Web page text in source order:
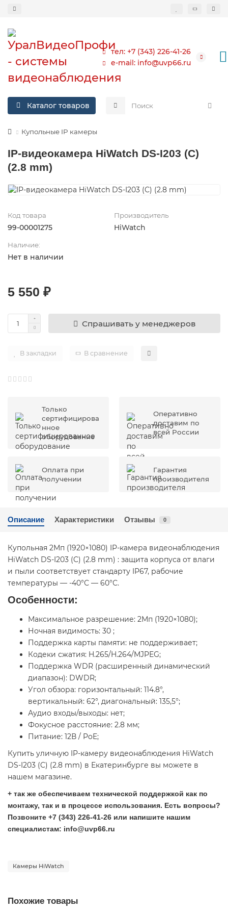
тел: +7 (343) 226-41-26
e-mail: info@uvp66.ru
Каталог товаров
Купольные IP камеры
IP-видеокамера HiWatch DS-I203 (C)
(2.8 mm)
Код товара
99-00001275
Производитель
HiWatch
Наличие:
Нет в наличии
5 550 ₽
Спрашивать у менеджеров
В закладки В сравнение
Только
сертифицирова
нное
оборудование
Оперативно
доставим по
всей России
Оплата при
получении
Гарантия
производителя
Описание Характеристики Отзывы 0
Купольная 2Мп (1920×1080) IP-камера видеонаблюдения
HiWatch DS-I203 (C) (2.8 mm) : защита корпуса от влаги
и пыли соответствует стандарту IP67, рабочие
температуры — -40°С — 60°С.
Особенности:
Максимальное разрешение: 2Мп (1920×1080);
Ночная видимость: 30 ;
Поддержка карты памяти: не поддерживает;
Кодеки сжатия: H.265/H.264/MJPEG;
Поддержка WDR (расширенный динамический
диапазон): DWDR;
Угол обзора: горизонтальный: 114.8°,
вертикальный: 62°, диагональный: 135,5°;
Аудио входы/выходы: нет;
Фокусное расстояние: 2.8 мм;
Питание: 12В / PoE;
Купить уличную IP-камеру видеонаблюдения HiWatch
DS-I203 (C) (2.8 mm) в Екатеринбурге вы можете в
нашем магазине.
+ так же обеспечиваем технической поддержкой как по
монтажу, так и в процессе использования. Есть вопросы?
Позвоните +7 (343) 226-41-26 или напишите нашим
специалистам: info@uvp66.ru
Камеры HiWatch
Похожие товары